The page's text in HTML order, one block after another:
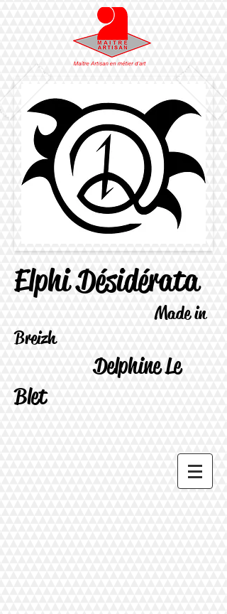
Elphi Désidérata
Made in
Breizh
Delphine Le
Blet